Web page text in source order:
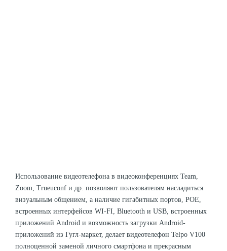
Использование видеотелефона в видеоконференциях Team,
Zoom, Trueuconf и др. позволяют пользователям насладиться
визуальным общением, а наличие гигабитных портов, РОЕ,
встроенных интерфейсов WI-FI, Bluetooth и USB, встроенных
приложений Android и возможность загрузки Android-
приложений из Гугл-маркет, делает видеотелефон Telpo V100
полноценной заменой личного смартфона и прекрасным